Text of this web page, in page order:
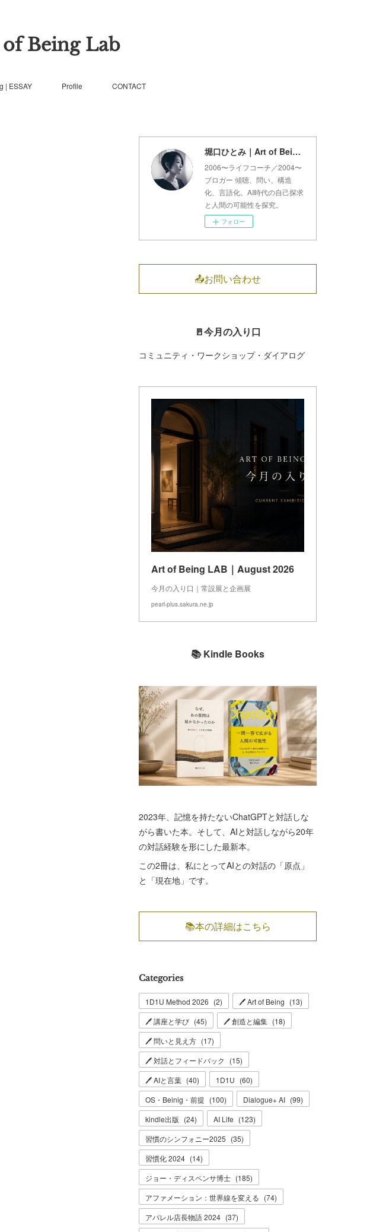
of Being Lab
| ESSAY Profile CONTACT
堀口ひとみ｜Art of Being Lab
2006〜ライフコーチ／2004〜
ブロガー 傾聴、問い、構造
化、言語化。AI時代の自己探求
と人間の可能性を探究。
フォロー
📤お問い合わせ
🚪今月の入り口
コミュニティ・ワークショップ・ダイアログ
Art of Being LAB｜August 2026
今月の入り口｜常設展と企画展
pearl-plus.sakura.ne.jp
📚 Kindle Books
2023年、記憶を持たないChatGPTと対話しな
がら書いた本。そして、AIと対話しながら20年
の対話経験を形にした最新本。
この2冊は、私にとってAIとの対話の「原点」
と「現在地」です。
📚本の詳細はこちら
Categories
1D1U Method 2026 (2) 🖊 Art of Being (13)
🖊 講座と学び (45) 🖊 創造と編集 (18)
🖊 問いと見え方 (17)
🖊 対話とフィードバック
(15)
🖊 AIと言葉 (40) 1D1U (60)
OS・Beinig・前提 (100) Dialogue+ AI (99)
kindle出版 (24) AI Life (123)
習慣のシンフォニー2025 (35)
習慣化 2024 (14)
ジョー・ディスペンサ博士 (185)
アファメーション：世界線を変える (74)
アパレル店長物語 2024 (37)